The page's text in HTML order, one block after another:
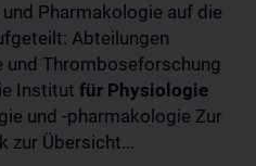
und Pharmakologie auf die
Abteilungen
und Thromboseforschung
Institut für Physiologie
und -pharmakologie Zur
zur Übersicht...